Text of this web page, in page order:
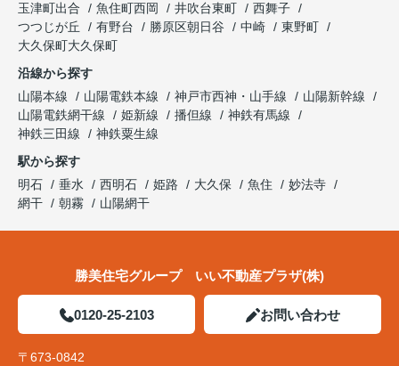
玉津町出合
魚住町西岡 井吹台東町
西舞子
つつじが丘
有野台 勝原区朝日谷 中崎
東野町
大久保町大久保町
沿線から探す
山陽本線
山陽電鉄本線 神戸市西神・山手線
山陽新幹線
山陽電鉄網干線
姫新線 播但線
神鉄有馬線
神鉄三田線
神鉄粟生線
駅から探す
明石
垂水 西明石 姫路 大久保 魚住
妙法寺
網干
朝霧 山陽網干
勝美住宅グループ いい不動産プラザ(株)
0120-25-2103 お問い合わせ
〒673-0842